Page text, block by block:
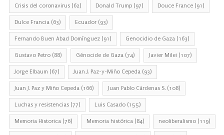
Crisis del coronavirus (62) Donald Trump (97) Douce France (91)
Dulce Francia (63) Ecuador (93)
Fernando Buen Abad Domínguez (91) Genocidio de Gaza (163)
Gustavo Petro (88) Génocide de Gaza (74) Javier Milei (107)
Jorge Elbaum (67) Juan J. Paz-y-Miño Cepeda (93)
Juan J. Paz y Miño Cepeda (166) Juan Pablo Cárdenas S. (108)
Luchas y resistencias (77) Luis Casado (155)
Memoria Historica (76) Memoria histórica (84) neoliberalismo (119)